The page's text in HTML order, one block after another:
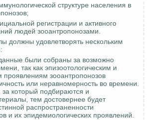
структуре населения в
;
регистрации и активного
людей зооантропонозами.
должны удовлетворять нескольким
были собраны за возможно
так как эпизоотологическим и
проявлениям зооантропонозов
или неравномерность во времени.
который подбираются и
тем достовернее будет
распространенности
и их эпидемиологических проявлений.